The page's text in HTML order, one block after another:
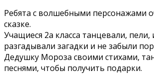
Ребята с волшебными персонажами
сказке.
Учащиеся 2а класса танцевали, пели,
разгадывали загадки и не забыли
Дедушку Мороза своими стихами,
песнями, чтобы получить подарки.